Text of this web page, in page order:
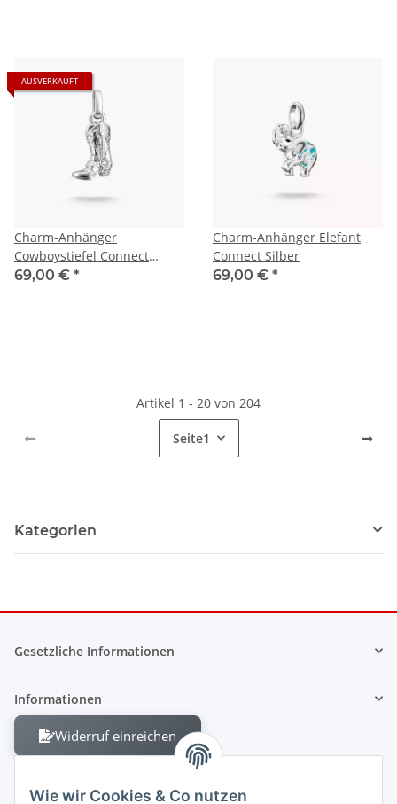
Wie wir Cookies & Co nutzen
AUSVERKAUFT
Charm-Anhänger
Cowboystiefel Connect
Silber
69,00 € *
Charm-Anhänger Elefant
Connect Silber
69,00 € *
Artikel 1 - 20 von 204
Seite1
Kategorien
Gesetzliche Informationen
Informationen
Widerruf einreichen